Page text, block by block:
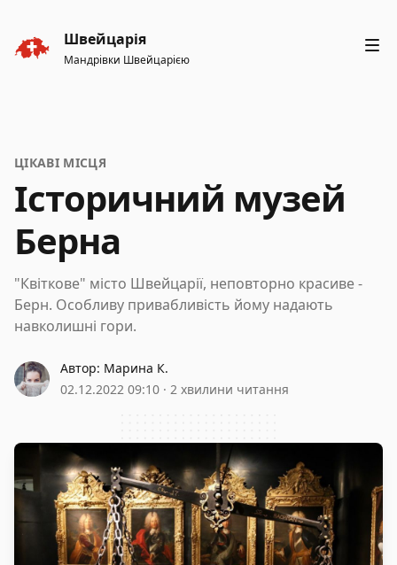
Швейцарія
Мандрівки Швейцарією
ЦІКАВІ МІСЦЯ
Історичний музей
Берна
"Квіткове" місто Швейцарії, неповторно красиве -
Берн. Особливу привабливість йому надають
навколишні гори.
Марина К.
Автор: Марина К.
02.12.2022 09:10 · 2 хвилини читання